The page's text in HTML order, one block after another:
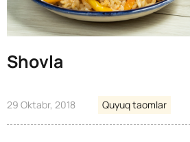
Shovla
29 Oktabr, 2018 Quyuq taomlar